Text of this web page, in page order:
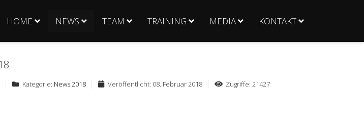
HOME NEWS TEAM TRAINING MEDIA KONTAKT
Kategorie: News 2018 Veröffentlicht: 08. Februar 2018 Zugriffe: 21427